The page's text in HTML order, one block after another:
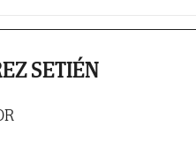
SETIÉN